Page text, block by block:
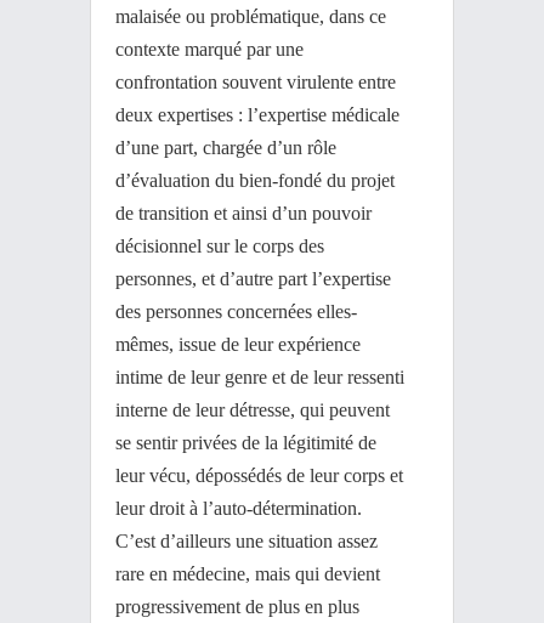
malaisée ou problématique, dans ce
contexte marqué par une
confrontation souvent virulente entre
deux expertises : l’expertise médicale
d’une part, chargée d’un rôle
d’évaluation du bien-fondé du projet
de transition et ainsi d’un pouvoir
décisionnel sur le corps des
personnes, et d’autre part l’expertise
des personnes concernées elles-
mêmes, issue de leur expérience
intime de leur genre et de leur ressenti
interne de leur détresse, qui peuvent
se sentir privées de la légitimité de
leur vécu, dépossédés de leur corps et
leur droit à l’auto-détermination.
C’est d’ailleurs une situation assez
rare en médecine, mais qui devient
progressivement de plus en plus